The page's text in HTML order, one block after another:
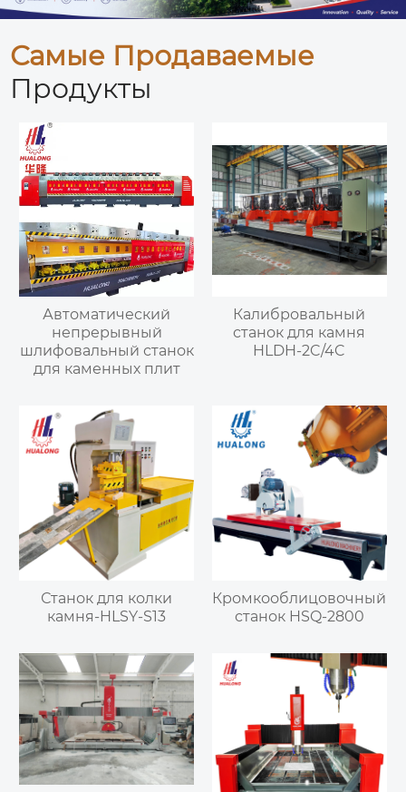
Самые Продаваемые
Продукты
Автоматический
непрерывный
шлифовальный станок
для каменных плит
Калибровальный
станок для камня
HLDH-2C/4C
Станок для колки
камня-HLSY-S13
Кромкооблицовочный
станок HSQ-2800